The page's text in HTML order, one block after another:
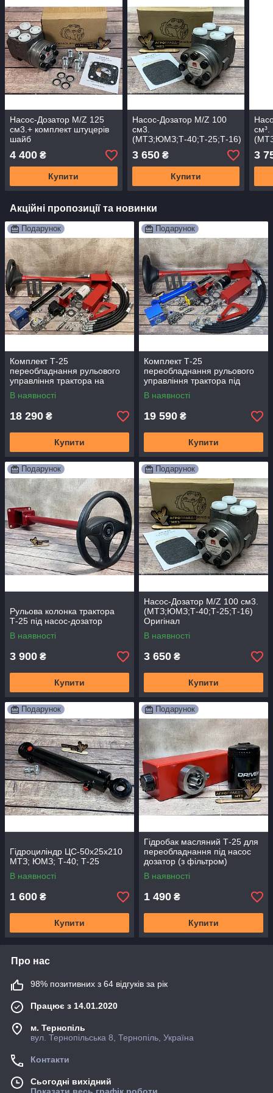
Насос-Дозатор M/Z 125
см3.+ комплект штуцерів
шайб
(МТЗ;ЮМЗ;Т-40;Т-25;Т-16)
Оригінал
4 400 ₴
Купити
Насос-Дозатор M/Z 100
см3.
(МТЗ;ЮМЗ;Т-40;Т-25;Т-16)
ОРИГІНАЛ
3 650₴
Купити
см³.
3
Акційні пропозиції та новинки
Подарунок
Комплект Т-25
переобладнання рульового
управління трактора на
насос-дозатор
В наявності
18 290 ₴
Купити
Подарунок
Комплект Т-25
переобладнання рульового
управління трактора під
насос дозатор Premium
В наявності
19 590 ₴
Купити
Подарунок
Рульова колонка трактора
Т-25 під насос-дозатор
В наявності
3 900 ₴
Купити
Подарунок
Насос-Дозатор M/Z 100 см3.
(МТЗ;ЮМЗ;Т-40;Т-25;Т-16)
Оригінал
В наявності
3 650 ₴
Купити
Подарунок
Гідроциліндр ЦС-50х25х210
МТЗ; ЮМЗ; Т-40; Т-25
В наявності
1 600 ₴
Купити
Подарунок
Гідробак масляний Т-25 для
переобладнання під насос
дозатор (з фільтром)
В наявності
1 490 ₴
Купити
Про нас
98% позитивних з 64 відгуків за рік
Працює з 14.01.2020
м. Тернопіль
вул. Тернопільська 8, Тернопіль, Україна
Контакти
Сьогодні вихідний